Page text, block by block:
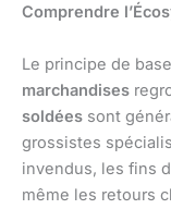
Comprendre
Le principe de
marchandises
soldées sont
grossistes
invendus, les fins
même les retours